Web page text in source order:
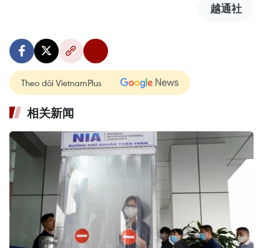
越通社
Theo dõi VietnamPlus
相关新闻